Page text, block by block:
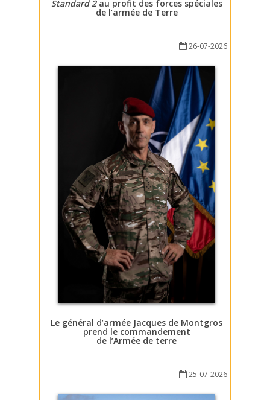
Standard 2au profit des forces spéciales
de l’armée de Terre
26-07-2026
Le général d’armée Jacques de Montgros
prend le commandement
de l’Armée de terre
25-07-2026